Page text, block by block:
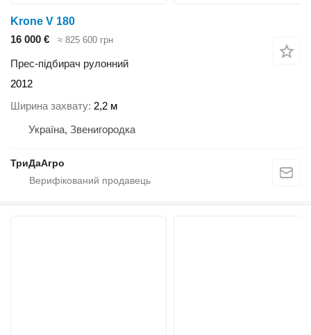
Krone V 180
16 000 €
≈ 825 600 грн
Прес-підбирач рулонний
2012
Ширина захвату 2,2 м
Україна, Звенигородка
ТриДаАгро